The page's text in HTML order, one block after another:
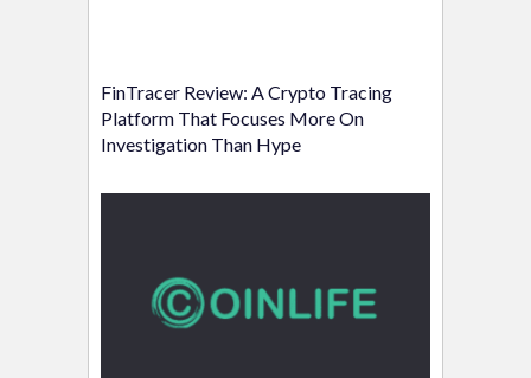
FinTracer Review: A Crypto Tracing
Platform That Focuses More On
Investigation Than Hype